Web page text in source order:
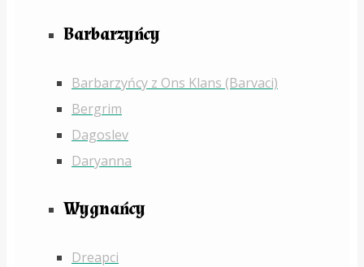
Barbarzyńcy
Barbarzyńcy z Ons Klans (Barvaci)
Bergrim
Dagoslev
Daryanna
Wygnańcy
Dreapci